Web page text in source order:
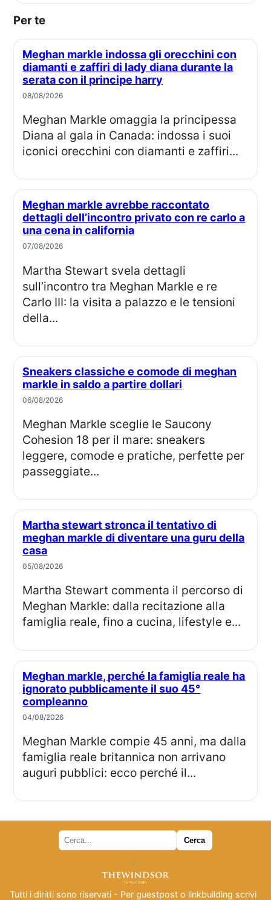
Per te
Meghan markle indossa gli orecchini con
diamanti e zaffiri di lady diana durante la
serata con il principe harry
08/08/2026
Meghan Markle omaggia la principessa
Diana al gala in Canada: indossa i suoi
iconici orecchini con diamanti e zaffiri...
Meghan markle avrebbe raccontato
dettagli dell’incontro privato con re carlo a
una cena in california
07/08/2026
Martha Stewart svela dettagli
sull’incontro tra Meghan Markle e re
Carlo III: la visita a palazzo e le tensioni
della...
Sneakers classiche e comode di meghan
markle in saldo a partire dollari
06/08/2026
Meghan Markle sceglie le Saucony
Cohesion 18 per il mare: sneakers
leggere, comode e pratiche, perfette per
passeggiate...
Martha stewart stronca il tentativo di
meghan markle di diventare una guru della
casa
05/08/2026
Martha Stewart commenta il percorso di
Meghan Markle: dalla recitazione alla
famiglia reale, fino a cucina, lifestyle e...
Meghan markle, perché la famiglia reale ha
ignorato pubblicamente il suo 45°
compleanno
04/08/2026
Meghan Markle compie 45 anni, ma dalla
famiglia reale britannica non arrivano
auguri pubblici: ecco perché il...
Tutti i diritti sono riservati - Per guestpost o linkbuilding scrivi